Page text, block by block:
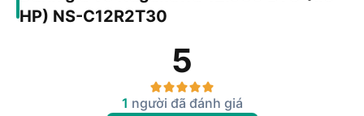
HP) NS-C12R2T30
5
1 người đã đánh giá